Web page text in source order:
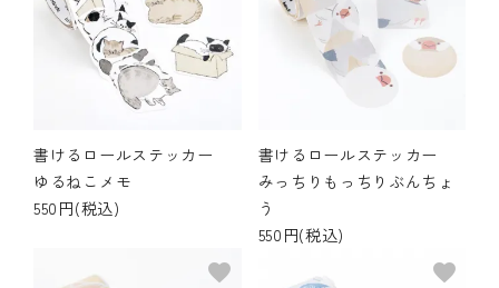
書けるロールステッカー
ゆるねこメモ
550円(税込)
書けるロールステッカー
みっちりもっちりぶんちょ
う
550円(税込)
favorite favorite